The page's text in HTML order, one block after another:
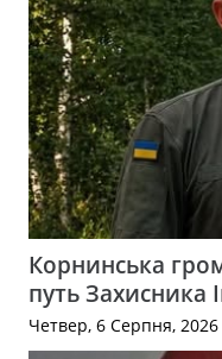
Корнинська
путь Захисника
Четвер, 6 Серпня, 2026